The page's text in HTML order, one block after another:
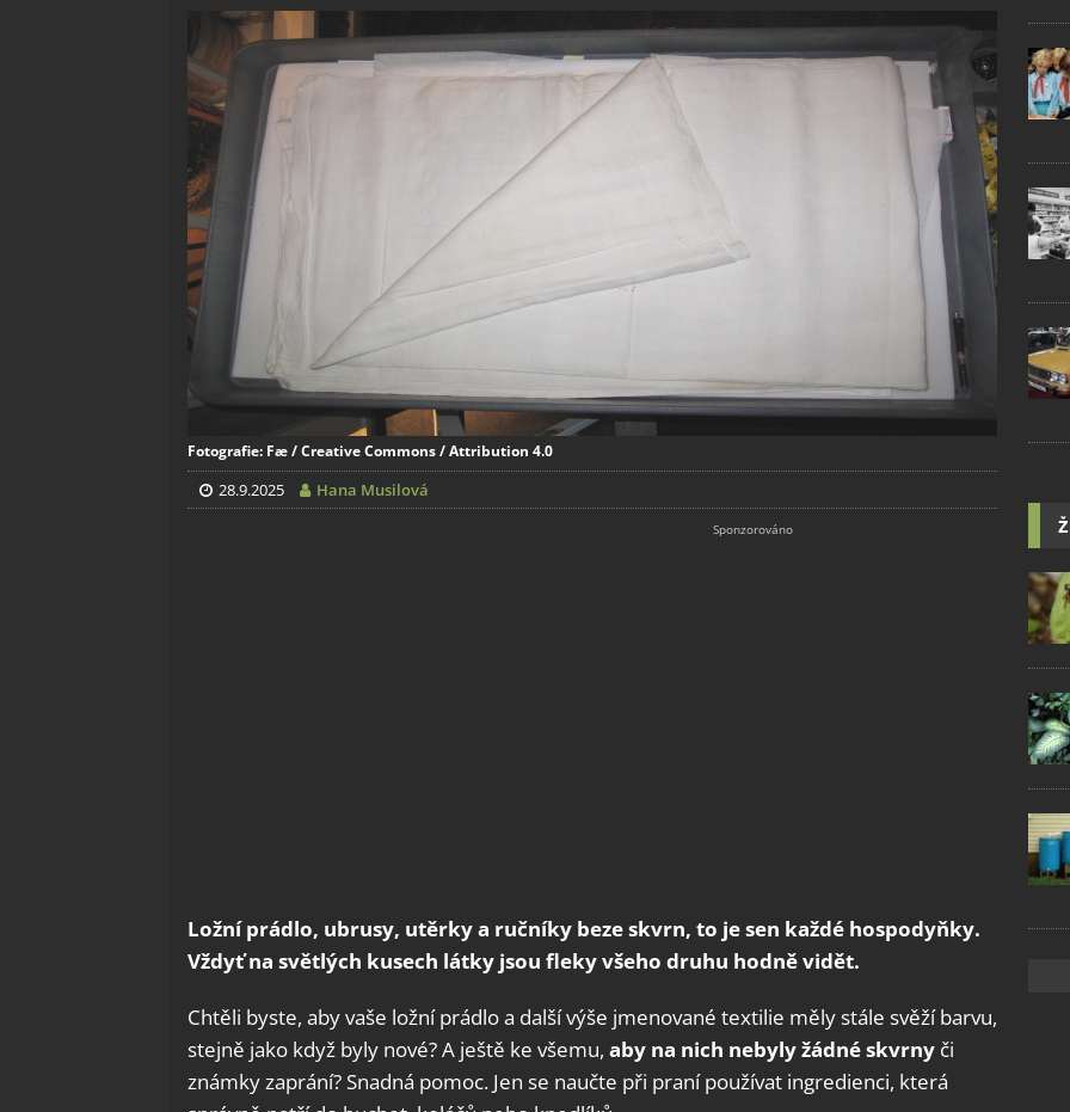
Fotografie: Fæ / Creative Commons / Attribution 4.0
28.9.2025 Hana Musilová
Ložní prádlo, ubrusy, utěrky a ručníky beze skvrn, to je sen každé hospodyňky.
Vždyť na světlých kusech látky jsou fleky všeho druhu hodně vidět.
Chtěli byste, aby vaše ložní prádlo a další výše jmenované textilie měly stále svěží barvu,
stejně jako když byly nové? A ještě ke všemu, aby na nich nebyly žádné skvrny či
známky zaprání? Snadná pomoc. Jen se naučte při praní používat ingredienci, která